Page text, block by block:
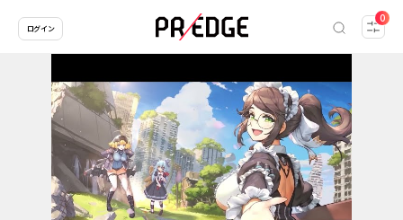
0
ログイン